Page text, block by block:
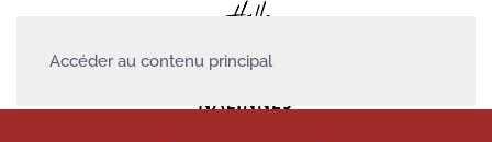
Accéder au contenu principal